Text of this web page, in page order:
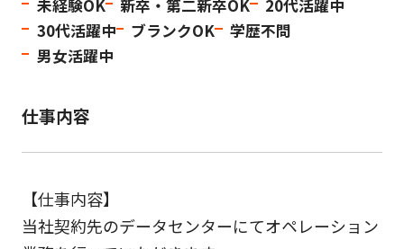
未経験OK 新卒・第二新卒OK
20代活躍中
30代活躍中
ブランクOK
学歴不問
男女活躍中
仕事内容
【仕事内容】
当社契約先のデータセンターにてオペレーション